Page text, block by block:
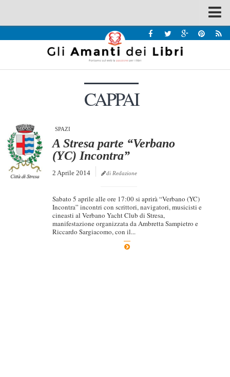
Recensioni
Interviste & Incontri
Chi siamo
Contatti
Eventi
CAPPAI
SPAZI
A Stresa parte “Verbano
(YC) Incontra”
2 Aprile 2014 di Redazione
Sabato 5 aprile alle ore 17:00 si aprirà “Verbano (YC)
Incontra” incontri con scrittori, navigatori, musicisti e
cineasti al Verbano Yacht Club di Stresa,
manifestazione organizzata da Ambretta Sampietro e
Riccardo Sargiacomo, con il...